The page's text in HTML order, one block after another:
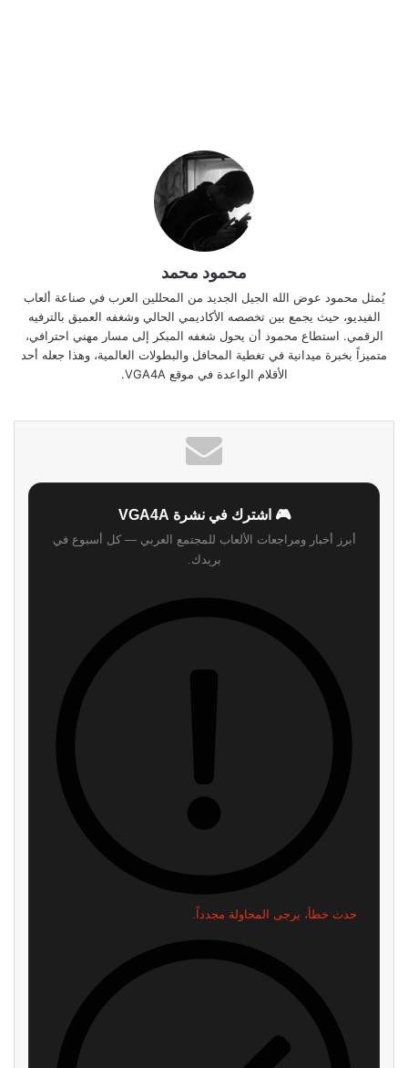
محمود محمد
يُمثل محمود عوض الله الجيل الجديد من المحللين العرب في صناعة ألعاب
الفيديو، حيث يجمع بين تخصصه الأكاديمي الحالي وشغفه العميق بالترفيه
الرقمي. استطاع محمود أن يحول شغفه المبكر إلى مسار مهني احترافي،
متميزاً بخبرة ميدانية في تغطية المحافل والبطولات العالمية، وهذا جعله أحد
الأقلام الواعدة في موقع VGA4A.
🎮 اشترك في نشرة VGA4A
أبرز أخبار ومراجعات الألعاب للمجتمع العربي — كل أسبوع في
بريدك.
لن نرسل لك أي رسائل مزعجة — يمكنك إلغاء الاشتراك في أي وقت.
شائعة: سوني قد تقيم حدث State
السبب الرئيسي
منذ ساعتين